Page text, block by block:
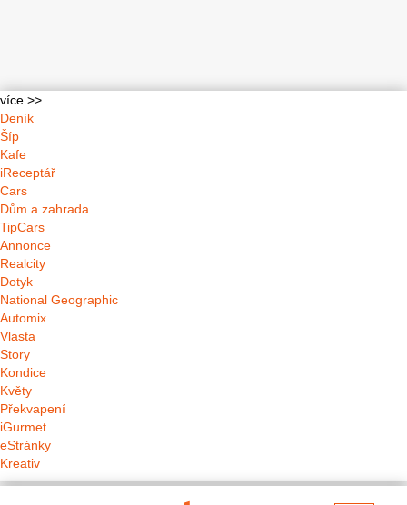
více >>
Deník
Šíp
Kafe
iReceptář
Cars
Dům a zahrada
TipCars
Annonce
Realcity
Dotyk
National Geographic
Automix
Vlasta
Story
Kondice
Květy
Překvapení
iGurmet
eStránky
Kreativ